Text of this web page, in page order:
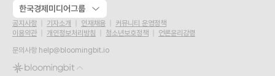
한국경제미디어그룹
공지사항 기자소개 인재채용
커뮤니티 운영정책
이용약관
개인정보처리방침 청소년보호정책
언론윤리강령
문의사항 help@bloomingbit.io